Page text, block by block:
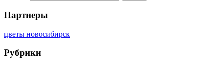
Партнеры
цветы новосибирск
Рубрики